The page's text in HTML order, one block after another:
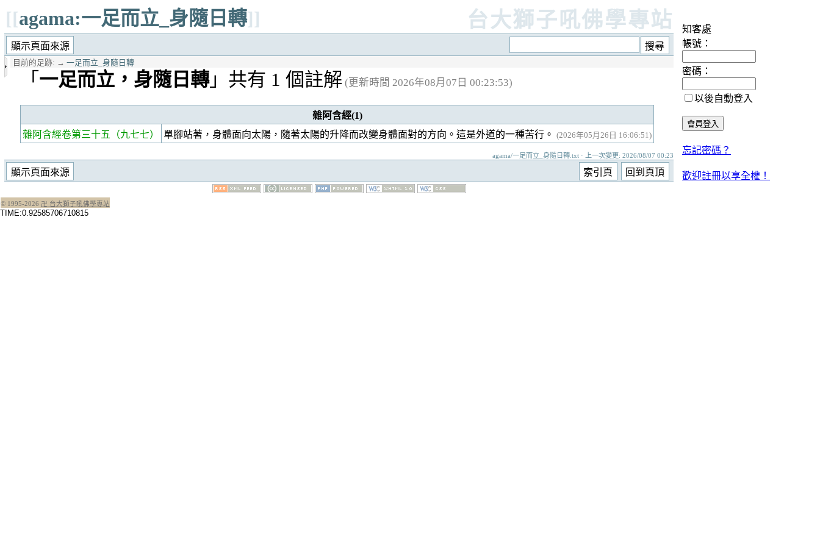
[[agama:一足而立_身隨日轉]] 台大獅子吼佛學專站
目前的足跡: → 一足而立_身隨日轉
「 一足而立，身隨日轉」共有 1 個註解 (更新時間 2026年08月07日 00:23:53)
雜阿含經(1)
雜阿含經卷第三十五
（九七七） 單腳站著，身體面向太陽，隨著太陽的升降而改變身體面對的方向。這是外道的一種苦行。 (2026年05月26日 16:06:51)
agama/一足而立_身隨日轉.txt · 上一次變更: 2026/08/07 00:23
知客處
帳號：
密碼：
以後自動登入
忘記密碼？
歡迎註冊以享全權！
© 1995-2026 卍 台大獅子吼佛學專站
TIME:0.92585706710815